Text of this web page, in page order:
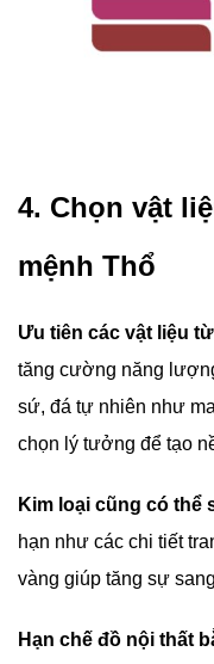
4. Chọn vật
mệnh Thổ
Ưu tiên các vật liệu
tăng cường năng
sứ, đá tự nhiên như
chọn lý tưởng để tạo
Kim loại cũng có thể
hạn như các chi tiết
vàng giúp tăng sự
Hạn chế đồ nội thất